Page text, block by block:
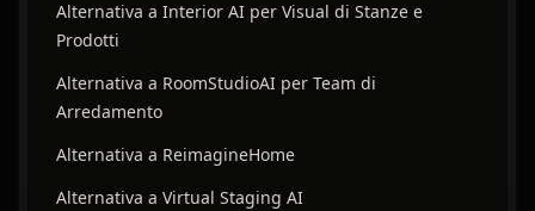
Alternativa a Interior AI per Visual di Stanze e
Prodotti
Alternativa a RoomStudioAI per Team di
Arredamento
Alternativa a ReimagineHome
Alternativa a Virtual Staging AI